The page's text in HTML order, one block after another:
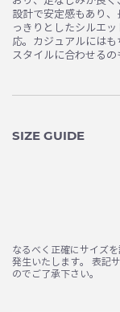
設計で安定感もあり
っきりとしたシルエ
応。カジュアルには
スタイルに合わせるの
SIZE GUIDE
なるべく正確にサイズ
発生いたします。 表記
のでご了承下さい。